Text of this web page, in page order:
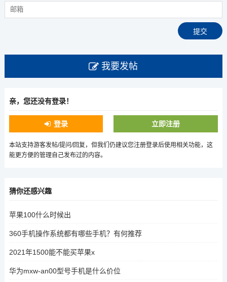
我要发帖
亲，您还没有登录！
登录 立即注册
本站支持游客发帖/提问/回复，但我们仍建议您注册登录后使用相关功能，这
能更方便的管理自己发布过的内容。
猜你还感兴趣
苹果100什么时候出
360手机操作系统都有哪些手机？有何推荐
2021年1500能不能买苹果x
华为mxw-an00型号手机是什么价位